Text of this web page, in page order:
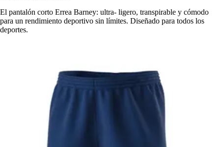
El pantalón corto Errea Barney: ultra- ligero, transpirable y cómodo
para un rendimiento deportivo sin límites. Diseñado para todos los
deportes.